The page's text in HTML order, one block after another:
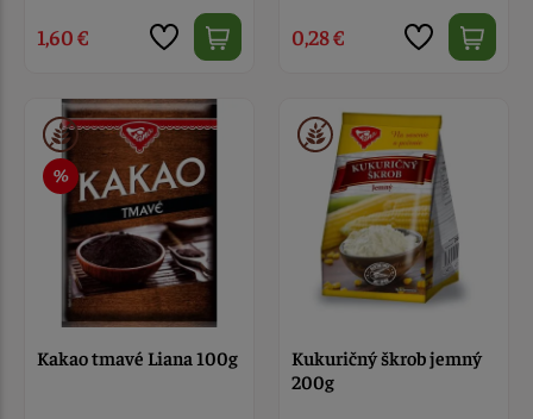
1,60 € 0,28 €
Kakao tmavé Liana 100g
Kukuričný škrob jemný
200g